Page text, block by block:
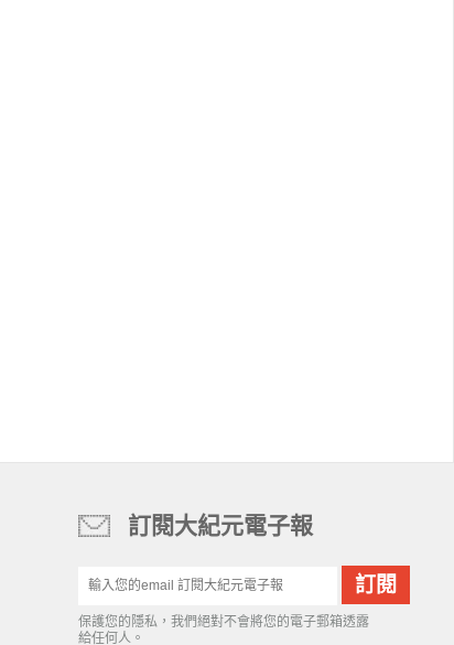
訂閱大紀元電子報
保護您的隱私，我們絕對不會將您的電子郵箱透露
給任何人。